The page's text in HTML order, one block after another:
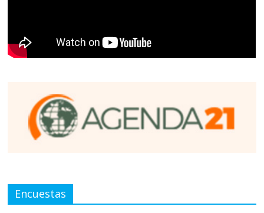
Encuestas